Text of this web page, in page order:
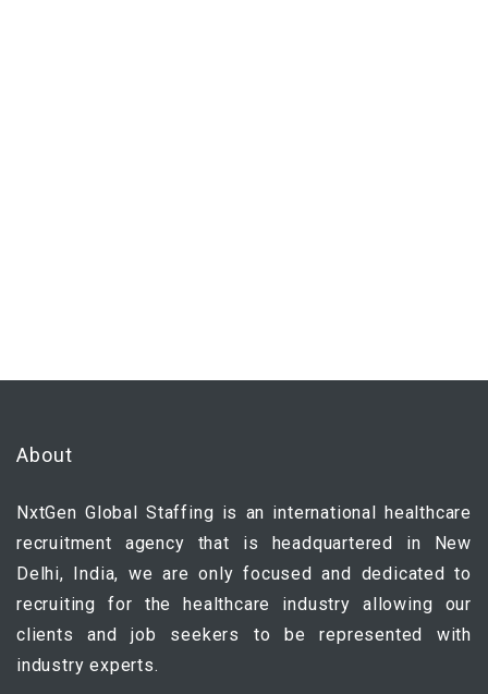
About
NxtGen Global Staffing is an international healthcare
recruitment agency that is headquartered in New
Delhi, India, we are only focused and dedicated to
recruiting for the healthcare industry allowing our
clients and job seekers to be represented with
industry experts.